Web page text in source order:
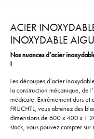
ACIER
INOXYDABLE
Nos nuances d’acier
!
Les découpes d’acier
la construction mécanique, de
médicale. Extrêmement durs et
FRÜCHTL, vous obtenez des
dimensions de 600 x 400 x 1
stock, vous pouvez compter